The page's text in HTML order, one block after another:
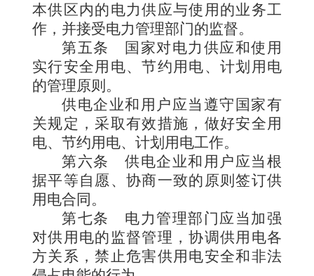
本供区内的电力供应与使用的业务工
作，并接受电力管理部门的监督。
第五条
国家对电力供应和使用
实行安全用电、节约用电、计划用电
的管理原则。
供电企业和用户应当遵守国家有
关规定，采取有效措施，做好安全用
电、节约用电、计划用电工作。
第六条供电企业和用户应当根
据平等自愿、协商一致的原则签订供
用电合同。
第七条 电力管理部门应当加强
对供用电的监督管理，协调供用电各
方关系，禁止危害供用电安全和非法